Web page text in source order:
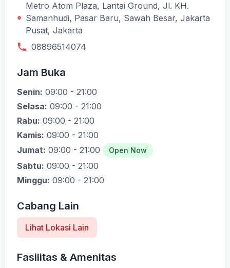
Metro Atom Plaza, Lantai Ground, Jl. KH.
Samanhudi, Pasar Baru, Sawah Besar, Jakarta
Pusat, Jakarta
08896514074
Jam Buka
Senin: 09:00 - 21:00
Selasa: 09:00 - 21:00
Rabu: 09:00 - 21:00
Kamis: 09:00 - 21:00
Jumat: 09:00 - 21:00 Open Now
Sabtu: 09:00 - 21:00
Minggu: 09:00 - 21:00
Cabang Lain
Lihat Lokasi Lain
Fasilitas & Amenitas